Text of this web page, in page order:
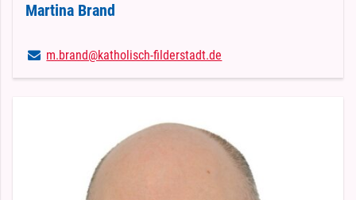
Martina Brand
m.​brand@​katholisch-filderstadt.​de